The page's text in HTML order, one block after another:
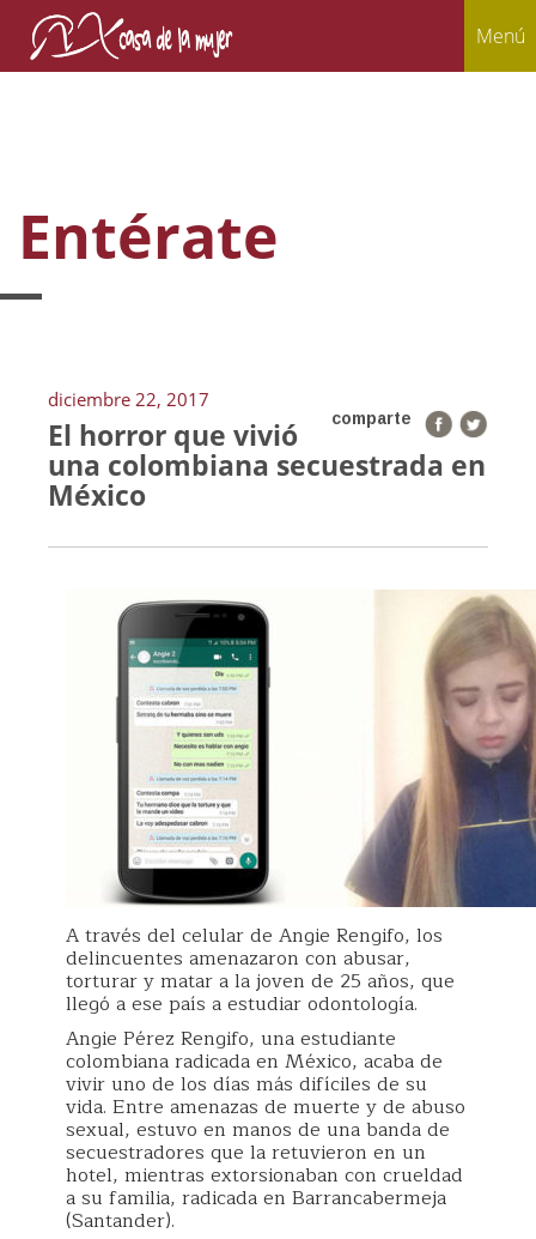
Menú
Entérate
diciembre 22, 2017
comparte
El horror que vivió
una colombiana secuestrada en
México
A través del celular de Angie Rengifo, los
delincuentes amenazaron con abusar,
torturar y matar a la joven de 25 años, que
llegó a ese país a estudiar odontología.
Angie Pérez Rengifo, una estudiante
colombiana radicada en México, acaba de
vivir uno de los días más difíciles de su
vida. Entre amenazas de muerte y de abuso
sexual, estuvo en manos de una banda de
secuestradores que la retuvieron en un
hotel, mientras extorsionaban con crueldad
a su familia, radicada en Barrancabermeja
(Santander).